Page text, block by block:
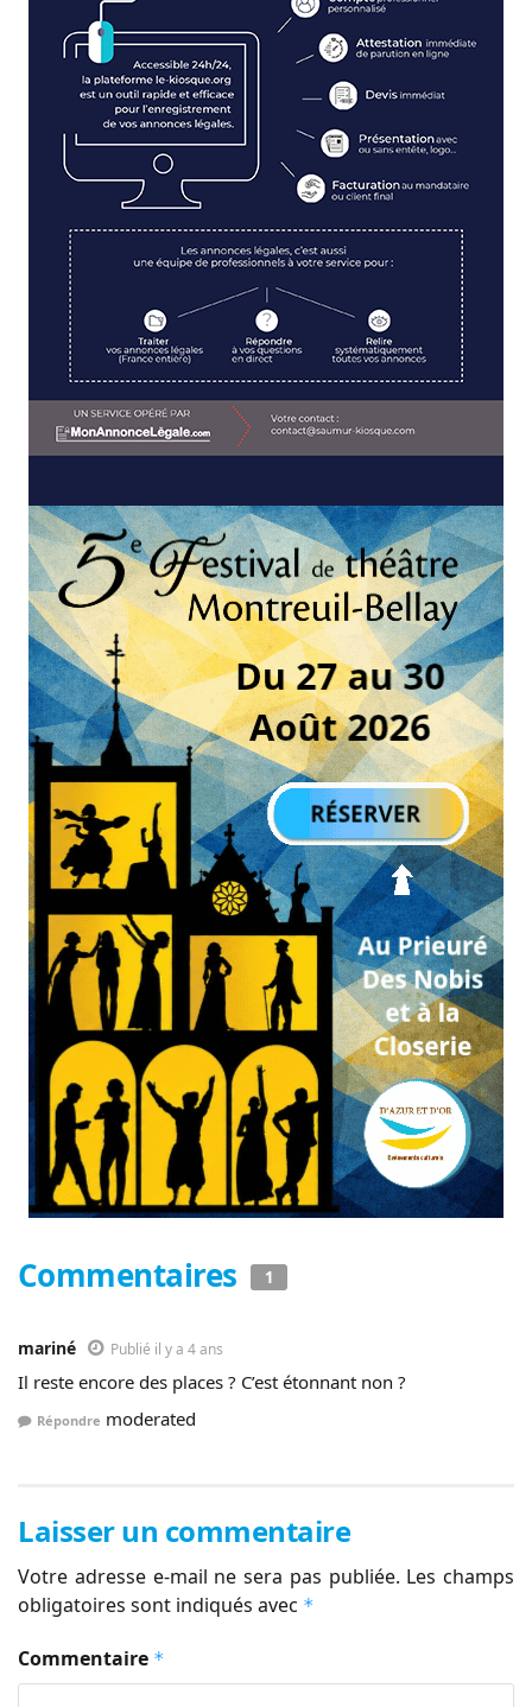
Commentaires 1
mariné Publié il y a 4 ans
Il reste encore des places ? C’est étonnant non ?
Répondre moderated
Laisser un commentaire
Votre adresse e-mail ne sera pas publiée. Les champs
obligatoires sont indiqués avec *
Commentaire *